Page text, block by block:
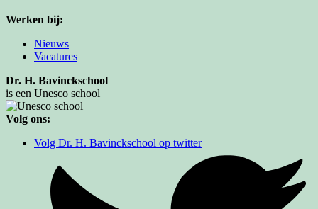
Werken bij:
Nieuws
Vacatures
Dr. H. Bavinckschool
is een Unesco school
Volg ons:
Volg Dr. H. Bavinckschool op twitter